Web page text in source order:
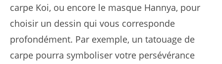
carpe Koi, ou encore le masque Hannya, pour
choisir un dessin qui vous corresponde
profondément. Par exemple, un tatouage de
carpe pourra symboliser votre persévérance